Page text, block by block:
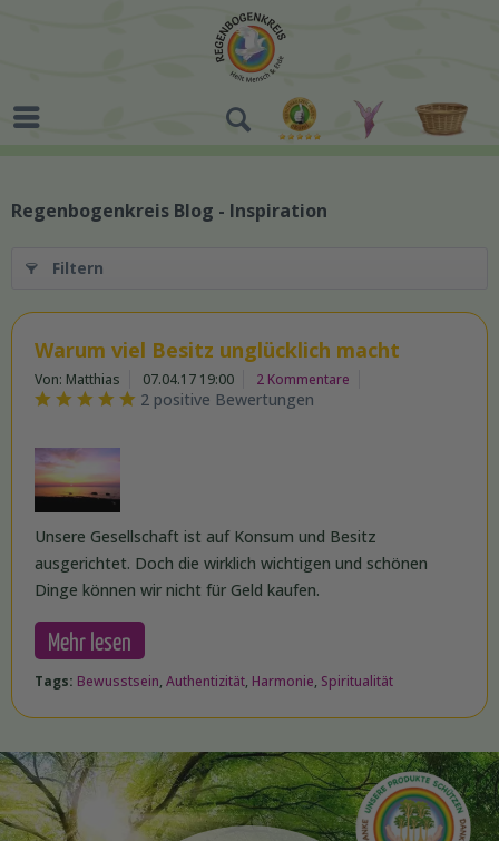
Regenbogenkreis Blog - Inspiration
Filtern
Warum viel Besitz unglücklich macht
Von: Matthias 07.04.17 19:00 2 Kommentare
2 positive Bewertungen
Unsere Gesellschaft ist auf Konsum und Besitz
ausgerichtet. Doch die wirklich wichtigen und schönen
Dinge können wir nicht für Geld kaufen.
Mehr lesen
Tags: Bewusstsein, Authentizität, Harmonie, Spiritualität